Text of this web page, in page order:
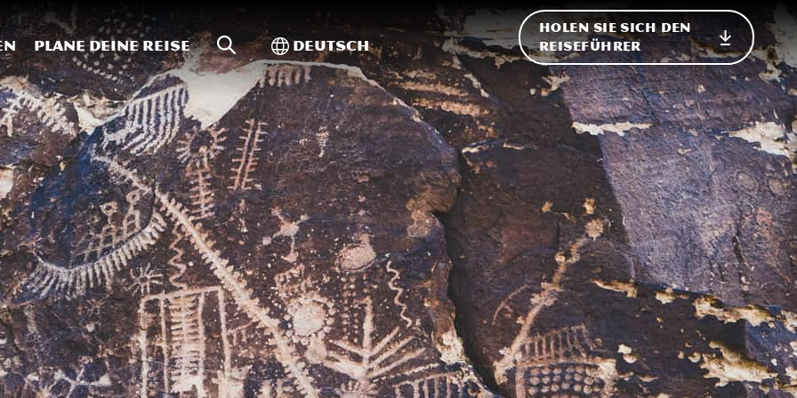
Plane deine Reise Website-Suche
Toggle International
Deutsch
HOLEN SIE SICH DEN
REISEFÜHRER